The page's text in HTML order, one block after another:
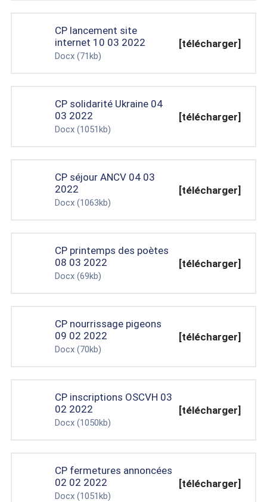
CP lancement site
internet 10 03 2022
Docx (71kb)
[télécharger]
CP solidarité Ukraine 04
03 2022
Docx (1051kb)
[télécharger]
CP séjour ANCV 04 03
2022
Docx (1063kb)
[télécharger]
CP printemps des poètes
08 03 2022
Docx (69kb)
[télécharger]
CP nourrissage pigeons
09 02 2022
Docx (70kb)
[télécharger]
CP inscriptions OSCVH 03
02 2022
Docx (1050kb)
[télécharger]
CP fermetures annoncées
02 02 2022
Docx (1051kb)
[télécharger]